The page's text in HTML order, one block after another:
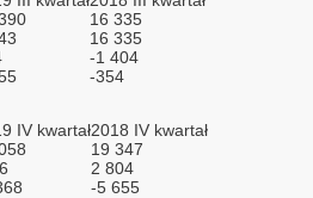
16 335
16 335
-1 404
-354
IV kwartał2018 IV kwartał
19 347
2 804
-5 655